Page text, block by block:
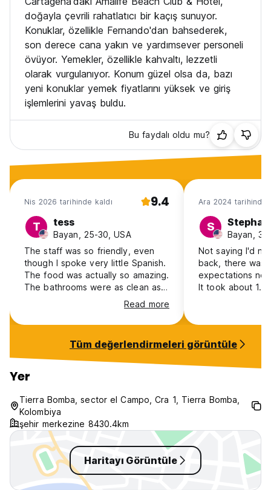
doğayla çevrili rahatlatıcı bir kaçış sunuyor.
Konuklar, özellikle Fernando'dan bahsederek,
son derece cana yakın ve yardımsever personeli
övüyor. Yemekler, özellikle kahvaltı, lezzetli
olarak vurgulanıyor. Konum güzel olsa da, bazı
yeni konuklar yemek fiyatlarını yüksek ve giriş
işlemlerini yavaş buldu.
Bu faydalı oldu mu?
Nis 2026 tarihinde kaldı 9.4
T tess
Bayan, 25-30, USA
The staff was so friendly, even
though I spoke very little Spanish.
The food was actually so amazing.
The bathrooms were as clean as
they could be for being basically
Read more
Ara 2024 tarihinde
S
Bayan,
Not saying I'd
back, there was
expectations
It took about 1.5
spending one
person ensuite"
okay, and a
Probably wouldn't
I think it's a
staff was nice.
Tüm değerlendirmeleri görüntüle
Yer
Tierra Bomba, sector el Campo, Cra 1, Tierra Bomba,
Kolombiya
şehir merkezine 8430.4km
Haritayı Görüntüle